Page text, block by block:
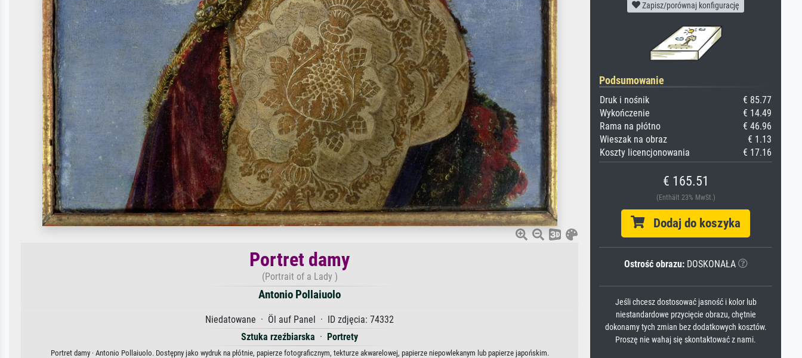
Portret damy
(Portrait of a Lady )
Antonio Pollaiuolo
Niedatowane · Öl auf Panel · ID zdjęcia: 74332
Sztuka rzeźbiarska · Portrety
Portret damy · Antonio Pollaiuolo. Dostępny jako wydruk na płótnie, papierze fotograficznym, tekturze akwarelowej, papierze niepowlekanym lub papierze japońskim.
Zapisz/porównaj konfigurację
Podsumowanie
Druk i nośnik
€ 85.77
Wykończenie
€ 14.49
Rama na płótno
€ 46.96
Wieszak na obraz
€ 1.13
Koszty licencjonowania
€ 17.16
€ 165.51
(Enthält 23% MwSt.)
Dodaj do koszyka
Ostrość obrazu:DOSKONAŁA
Jeśli chcesz dostosować jasność i kolor lub
niestandardowe przycięcie obrazu, chętnie
dokonamy tych zmian bez dodatkowych kosztów.
Proszę nie wahaj się skontaktować z nami.